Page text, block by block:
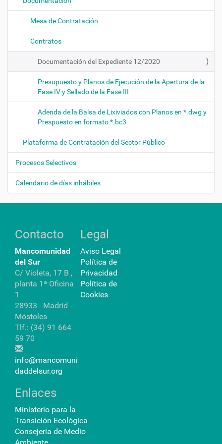
Mesa de Contratación
Contratos
Documentación del Expediente 12/2020
Presupuesto y Planos de Ejecución de la Apertura de la
Fase IV y Sellado de la Fase III
Adenda de la Balsa de Lixiviados con Planos en *.dwg y
Prespuesto en formato *.bc3
Plataforma de Contratación del Sector Público
Procesos Selectivos
Calendario de días inhábiles
Contacto
Mancomunidad
del Sur
C/ Violeta, 17 B ,
planta 1ª Oficina
1
28933 - Madrid -
Móstoles
Tlf.: (34) 91 664
59 70
info@mancomuni
daddelsur.org
Legal
Aviso Legal
Política de
Privacidad
Política de
Cookies
Enlaces
Ministerio para la
Transición Ecológica
Consejería de Medio